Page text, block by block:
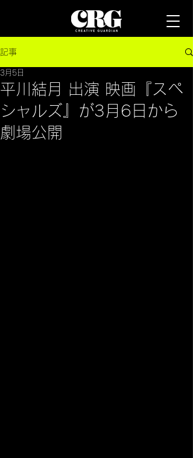
記事
平川結月 出演 映画『スペ
シャルズ』が3月6日から
劇場公開
3月5日